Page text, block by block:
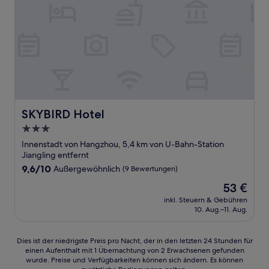
SKYBIRD Hotel
SKYBIRD Hotel
3.0-
Sterne-
Unterkunft
Innenstadt von Hangzhou, 5,4 km von U-Bahn-Station
Jiangling entfernt
9.6
9,6/10 Außergewöhnlich (9 Bewertungen)
Der
Preis
beträgt
53 €
inkl. Steuern & Gebühren
10. Aug.–11. Aug.
Dies
der
Dies ist der niedrigste Preis pro Nacht, der in den letzten 24 Stunden für
einen Aufenthalt mit 1 Übernachtung von 2 Erwachsenen gefunden
wurde. Preise und Verfügbarkeiten können sich ändern. Es können